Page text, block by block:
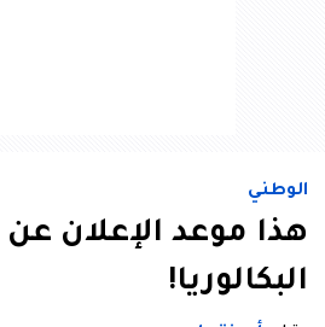
الوطني
هذا موعد الإعلان عن
البكالوريا!